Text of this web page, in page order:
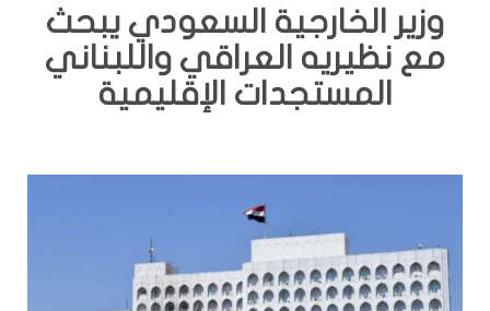
وزير الخارجية السعودي يبحث
مع نظيريه العراقي واللبناني
المستجدات الإقليمية